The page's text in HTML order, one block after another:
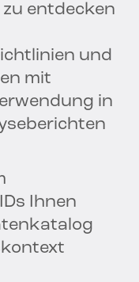
entdecken
und
mit
in
Ihnen